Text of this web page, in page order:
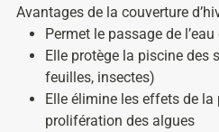
Avantages de la couverture
Permet le passage de
Elle protège la piscine des
feuilles, insectes)
Elle élimine les effets de
prolifération des algues